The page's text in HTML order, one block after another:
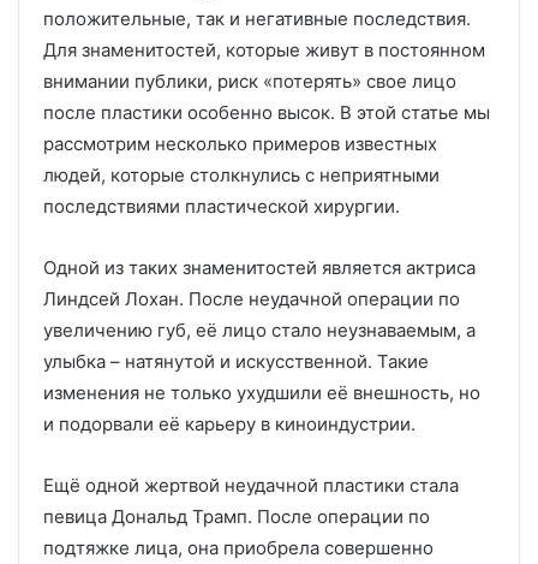
положительные, так и негативные последствия.
Для знаменитостей, которые живут в постоянном
внимании публики, риск «потерять» свое лицо
после пластики особенно высок. В этой статье мы
рассмотрим несколько примеров известных
людей, которые столкнулись с неприятными
последствиями пластической хирургии.
Одной из таких знаменитостей является актриса
Линдсей Лохан. После неудачной операции по
увеличению губ, её лицо стало неузнаваемым, а
улыбка – натянутой и искусственной. Такие
изменения не только ухудшили её внешность, но
и подорвали её карьеру в киноиндустрии.
Ещё одной жертвой неудачной пластики стала
певица Дональд Трамп. После операции по
подтяжке лица, она приобрела совершенно